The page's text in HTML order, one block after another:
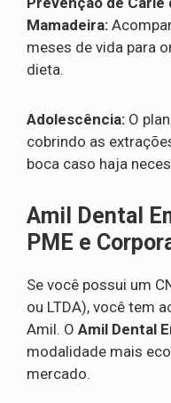
Mamadeira:
meses de vida para
dieta.
Adolescência: O
cobrindo as
boca caso haja
Amil Dental
PME e
Se você possui um
ou LTDA), você tem
Amil. O Amil Dental
modalidade mais
mercado.